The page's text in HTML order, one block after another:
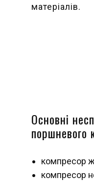
матеріалів.
Основні
поршневого
компресор
компресор